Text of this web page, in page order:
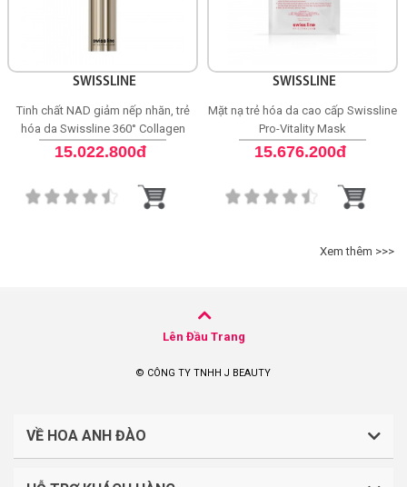
SWISSLINE
Tinh chất NAD giảm nếp nhăn, trẻ
hóa da Swissline 360° Collagen
Night Concentrate
15.022.800đ
SWISSLINE
Mặt nạ trẻ hóa da cao cấp Swissline
Pro-Vitality Mask
15.676.200đ
Xem thêm >>>
Lên Đầu Trang
© CÔNG TY TNHH J BEAUTY
VỀ HOA ANH ĐÀO